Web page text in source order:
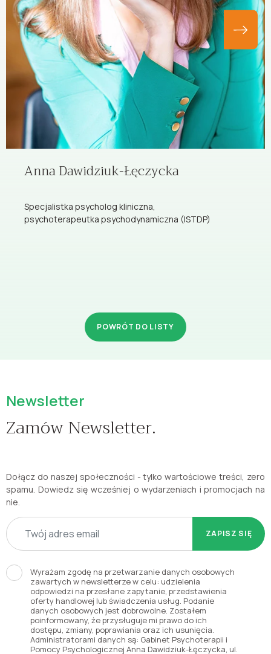
Anna Dawidziuk-Łęczycka
Specjalistka psycholog kliniczna,
psychoterapeutka psychodynamiczna (ISTDP)
POWRÓT DO LISTY
Newsletter
Zamów Newsletter.
Dołącz do naszej społeczności - tylko wartościowe treści, zero
spamu. Dowiedz się wcześniej o wydarzeniach i promocjach na
nie.
ZAPISZ SIĘ
Wyrażam zgodę na przetwarzanie danych osobowych
zawartych w newsletterze w celu: udzielenia
odpowiedzi na przesłane zapytanie, przedstawienia
oferty handlowej lub świadczenia usług. Podanie
danych osobowych jest dobrowolne. Zostałem
poinformowany, że przysługuje mi prawo do ich
dostępu, zmiany, poprawiania oraz ich usunięcia.
Administratorami danych są: Gabinet Psychoterapii i
Pomocy Psychologicznej Anna Dawidziuk-Łęczycka, ul.